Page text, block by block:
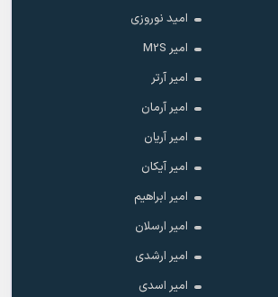
امید نوروزی
امیر M2S
امیر آرتر
امیر آرمان
امیر آریان
امیر آیکان
امیر ابراهیم
امیر ارسلان
امیر ارشدی
امیر اسدی